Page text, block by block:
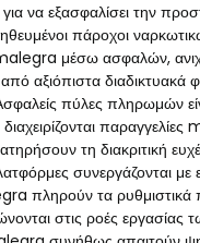
να εξασφαλίσει την
πάροχοι
malegra μέσω ασφαλών,
αξιόπιστα διαδικτυακά
πύλες πληρωμών
τη διακριτική
συνεργάζονται
πληρούν τα
στις ροές εργασίας